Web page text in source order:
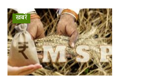
खबरें